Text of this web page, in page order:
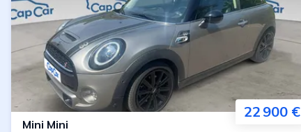
22 900 €
Mini Mini